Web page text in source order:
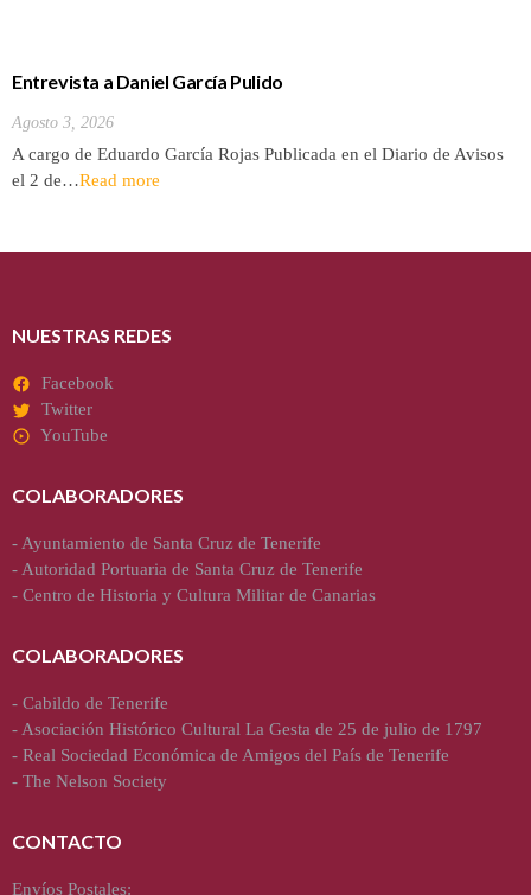
Entrevista a Daniel García Pulido
Agosto 3, 2026
A cargo de Eduardo García Rojas Publicada en el Diario de Avisos
el 2 de…Read more
NUESTRAS REDES
Facebook
Twitter
YouTube
COLABORADORES
- Ayuntamiento de Santa Cruz de Tenerife
- Autoridad Portuaria de Santa Cruz de Tenerife
- Centro de Historia y Cultura Militar de Canarias
COLABORADORES
- Cabildo de Tenerife
- Asociación Histórico Cultural La Gesta de 25 de julio de 1797
- Real Sociedad Económica de Amigos del País de Tenerife
- The Nelson Society
CONTACTO
Envíos Postales: